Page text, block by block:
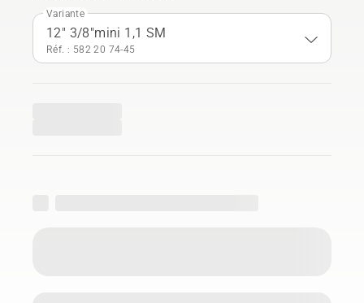
Variante
12" 3/8"mini 1,1 SM
Réf. : 582 20 74‑45